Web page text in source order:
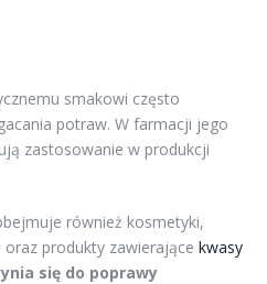
smakowi często
potraw. W farmacji jego
zastosowanie w produkcji
również kosmetyki,
oraz produkty zawierające kwasy
się do poprawy